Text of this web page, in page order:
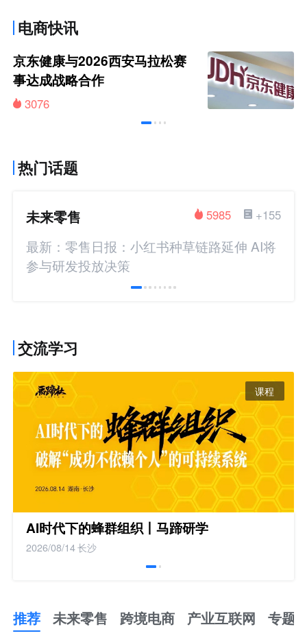
电商快讯
京东健康与2026西安马拉松赛
事达成战略合作
3076
热门话题
未来零售 +155
5985
最新：零售日报：小红书种草链路延伸 AI将
参与研发投放决策
交流学习
课程
AI时代下的蜂群组织丨马蹄研学
2026/08/14长沙
推荐 未来零售 跨境电商 产业互联网 专题